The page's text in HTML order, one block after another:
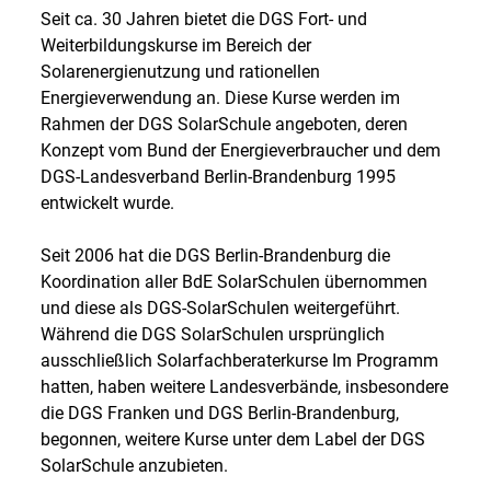
Seit ca. 30 Jahren bietet die DGS Fort- und
Weiterbildungskurse im Bereich der
Solarenergienutzung und rationellen
Energieverwendung an. Diese Kurse werden im
Rahmen der DGS SolarSchule angeboten, deren
Konzept vom Bund der Energieverbraucher und dem
DGS-Landesverband Berlin-Brandenburg 1995
entwickelt wurde.
Seit 2006 hat die DGS Berlin-Brandenburg die
Koordination aller BdE SolarSchulen übernommen
und diese als DGS-SolarSchulen weitergeführt.
Während die DGS SolarSchulen ursprünglich
ausschließlich Solarfachberaterkurse Im Programm
hatten, haben weitere Landesverbände, insbesondere
die DGS Franken und DGS Berlin-Brandenburg,
begonnen, weitere Kurse unter dem Label der DGS
SolarSchule anzubieten.